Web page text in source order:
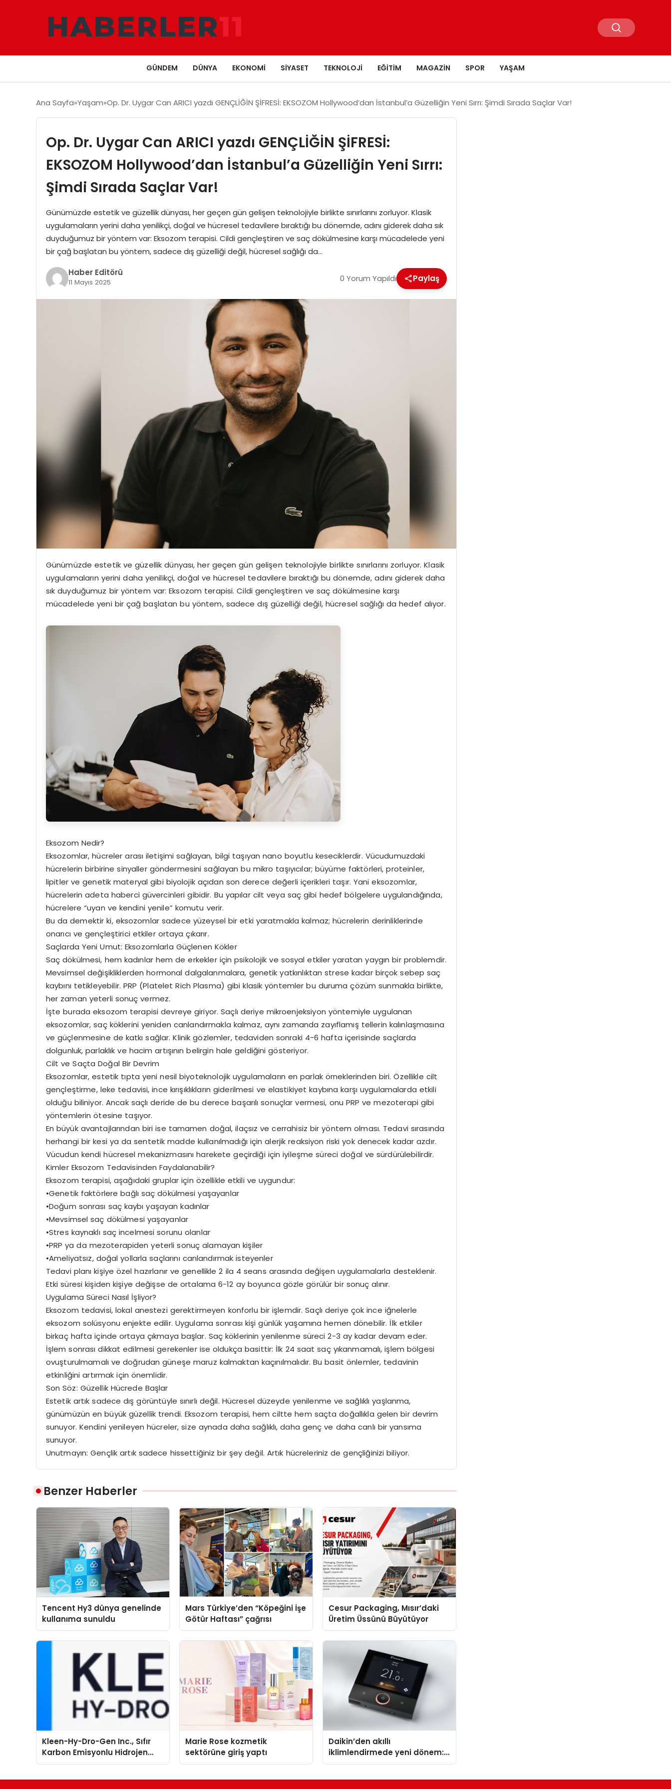
GÜNDEM DÜNYA EKONOMI SIYASET TEKNOLOJI EĞITIM MAGAZIN SPOR YAŞAM
Ana Sayfa Yaşam Op. Dr. Uygar Can ARICI yazdı GENÇLİĞİN ŞİFRESİ: EKSOZOM Hollywood’dan İstanbul’a Güzelliğin Yeni Sırrı: Şimdi Sırada Saçlar Var!
Op. Dr. Uygar Can ARICI yazdı GENÇLİĞİN ŞİFRESİ:
EKSOZOM Hollywood’dan İstanbul’a Güzelliğin Yeni Sırrı:
Şimdi Sırada Saçlar Var!
Günümüzde estetik ve güzellik dünyası, her geçen gün gelişen teknolojiyle birlikte sınırlarını zorluyor. Klasik
uygulamaların yerini daha yenilikçi, doğal ve hücresel tedavilere bıraktığı bu dönemde, adını giderek daha sık
duyduğumuz bir yöntem var: Eksozom terapisi. Cildi gençleştiren ve saç dökülmesine karşı mücadelede yeni
bir çağ başlatan bu yöntem, sadece dış güzelliği değil, hücresel sağlığı da…
Haber Editörü
11 Mayıs 2025 0 Yorum Yapıldı Paylaş
Günümüzde estetik ve güzellik dünyası, her geçen gün gelişen teknolojiyle birlikte sınırlarını zorluyor. Klasik
uygulamaların yerini daha yenilikçi, doğal ve hücresel tedavilere bıraktığı bu dönemde, adını giderek daha
sık duyduğumuz bir yöntem var: Eksozom terapisi. Cildi gençleştiren ve saç dökülmesine karşı
mücadelede yeni bir çağ başlatan bu yöntem, sadece dış güzelliği değil, hücresel sağlığı da hedef alıyor.
Eksozom Nedir?
Eksozomlar, hücreler arası iletişimi sağlayan, bilgi taşıyan nano boyutlu keseciklerdir. Vücudumuzdaki
hücrelerin birbirine sinyaller göndermesini sağlayan bu mikro taşıyıcılar; büyüme faktörleri, proteinler,
lipitler ve genetik materyal gibi biyolojik açıdan son derece değerli içerikleri taşır. Yani eksozomlar,
hücrelerin adeta haberci güvercinleri gibidir. Bu yapılar cilt veya saç gibi hedef bölgelere uygulandığında,
hücrelere “uyan ve kendini yenile” komutu verir.
Bu da demektir ki, eksozomlar sadece yüzeysel bir etki yaratmakla kalmaz; hücrelerin derinliklerinde
onarıcı ve gençleştirici etkiler ortaya çıkarır.
Saçlarda Yeni Umut: Eksozomlarla Güçlenen Kökler
Saç dökülmesi, hem kadınlar hem de erkekler için psikolojik ve sosyal etkiler yaratan yaygın bir problemdir.
Mevsimsel değişikliklerden hormonal dalgalanmalara, genetik yatkınlıktan strese kadar birçok sebep saç
kaybını tetikleyebilir. PRP (Platelet Rich Plasma) gibi klasik yöntemler bu duruma çözüm sunmakla birlikte,
her zaman yeterli sonuç vermez.
İşte burada eksozom terapisi devreye giriyor. Saçlı deriye mikroenjeksiyon yöntemiyle uygulanan
eksozomlar, saç köklerini yeniden canlandırmakla kalmaz, aynı zamanda zayıflamış tellerin kalınlaşmasına
ve güçlenmesine de katkı sağlar. Klinik gözlemler, tedaviden sonraki 4-6 hafta içerisinde saçlarda
dolgunluk, parlaklık ve hacim artışının belirgin hale geldiğini gösteriyor.
Cilt ve Saçta Doğal Bir Devrim
Eksozomlar, estetik tıpta yeni nesil biyoteknolojik uygulamaların en parlak örneklerinden biri. Özellikle cilt
gençleştirme, leke tedavisi, ince kırışıklıkların giderilmesi ve elastikiyet kaybına karşı uygulamalarda etkili
olduğu biliniyor. Ancak saçlı deride de bu derece başarılı sonuçlar vermesi, onu PRP ve mezoterapi gibi
yöntemlerin ötesine taşıyor.
En büyük avantajlarından biri ise tamamen doğal, ilaçsız ve cerrahisiz bir yöntem olması. Tedavi sırasında
herhangi bir kesi ya da sentetik madde kullanılmadığı için alerjik reaksiyon riski yok denecek kadar azdır.
Vücudun kendi hücresel mekanizmasını harekete geçirdiği için iyileşme süreci doğal ve sürdürülebilirdir.
Kimler Eksozom Tedavisinden Faydalanabilir?
Eksozom terapisi, aşağıdaki gruplar için özellikle etkili ve uygundur:
•Genetik faktörlere bağlı saç dökülmesi yaşayanlar
•Doğum sonrası saç kaybı yaşayan kadınlar
•Mevsimsel saç dökülmesi yaşayanlar
•Stres kaynaklı saç incelmesi sorunu olanlar
•PRP ya da mezoterapiden yeterli sonuç alamayan kişiler
•Ameliyatsız, doğal yollarla saçlarını canlandırmak isteyenler
Tedavi planı kişiye özel hazırlanır ve genellikle 2 ila 4 seans arasında değişen uygulamalarla desteklenir.
Etki süresi kişiden kişiye değişse de ortalama 6-12 ay boyunca gözle görülür bir sonuç alınır.
Uygulama Süreci Nasıl İşliyor?
Eksozom tedavisi, lokal anestezi gerektirmeyen konforlu bir işlemdir. Saçlı deriye çok ince iğnelerle
eksozom solüsyonu enjekte edilir. Uygulama sonrası kişi günlük yaşamına hemen dönebilir. İlk etkiler
birkaç hafta içinde ortaya çıkmaya başlar. Saç köklerinin yenilenme süreci 2-3 ay kadar devam eder.
İşlem sonrası dikkat edilmesi gerekenler ise oldukça basittir: İlk 24 saat saç yıkanmamalı, işlem bölgesi
ovuşturulmamalı ve doğrudan güneşe maruz kalmaktan kaçınılmalıdır. Bu basit önlemler, tedavinin
etkinliğini artırmak için önemlidir.
Son Söz: Güzellik Hücrede Başlar
Estetik artık sadece dış görüntüyle sınırlı değil. Hücresel düzeyde yenilenme ve sağlıklı yaşlanma,
günümüzün en büyük güzellik trendi. Eksozom terapisi, hem ciltte hem saçta doğallıkla gelen bir devrim
sunuyor. Kendini yenileyen hücreler, size aynada daha sağlıklı, daha genç ve daha canlı bir yansıma
sunuyor.
Unutmayın: Gençlik artık sadece hissettiğiniz bir şey değil. Artık hücreleriniz de gençliğinizi biliyor.
Benzer Haberler
Tencent Hy3 dünya genelinde
kullanıma sunuldu
Mars Türkiye’den “Köpeğini İşe
Götür Haftası” çağrısı
Cesur Packaging, Mısır’daki
Üretim Üssünü Büyütüyor
Kleen-Hy-Dro-Gen Inc., Sıfır
Karbon Emisyonlu Hidrojen
Isıtma Teknolojisinde ISO ve
Marie Rose kozmetik
sektörüne giriş yaptı
Daikin’den akıllı
iklimlendirmede yeni dönem:
Madoka Plus Türkiye’de